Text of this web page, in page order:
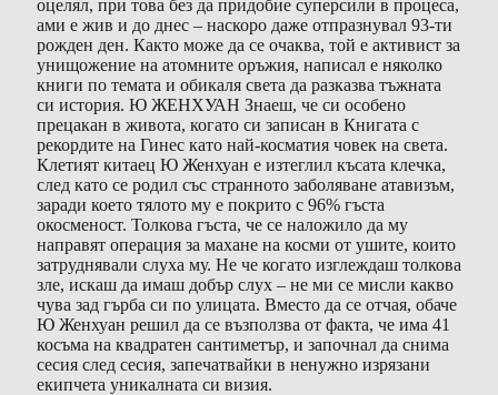
оцелял, при това без да придобие суперсили в процеса,
ами е жив и до днес – наскоро даже отпразнувал 93-ти
рожден ден. Както може да се очаква, той е активист за
унищожение на атомните оръжия, написал е няколко
книги по темата и обикаля света да разказва тъжната
си история. Ю ЖЕНХУАН Знаеш, че си особено
прецакан в живота, когато си записан в Книгата с
рекордите на Гинес като най-косматия човек на света.
Клетият китаец Ю Женхуан е изтеглил късата клечка,
след като се родил със странното заболяване атавизъм,
заради което тялото му е покрито с 96% гъста
окосменост. Толкова гъста, че се наложило да му
направят операция за махане на косми от ушите, които
затруднявали слуха му. Не че когато изглеждаш толкова
зле, искаш да имаш добър слух – не ми се мисли какво
чува зад гърба си по улицата. Вместо да се отчая, обаче
Ю Женхуан решил да се възползва от факта, че има 41
косъма на квадратен сантиметър, и започнал да снима
сесия след сесия, запечатвайки в ненужно изрязани
екипчета уникалната си визия.